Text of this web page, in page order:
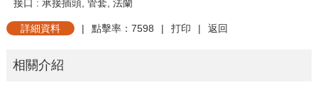
接口 : 承接插頭, 管套, 法蘭
詳細資料 | 點擊率：7598 | 打印 | 返回
相關介紹